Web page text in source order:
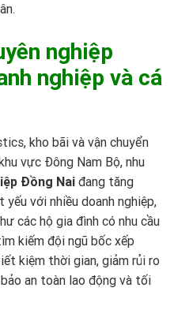
nghiệp
nghiệp và cá
kho bãi và vận chuyển
vực Đông Nam Bộ, nhu
Đồng Naiđang tăng
với nhiều doanh nghiệp,
các hộ gia đình có nhu cầu
kiếm đội ngũ bốc xếp
kiệm thời gian, giảm rủi ro
an toàn lao động và tối